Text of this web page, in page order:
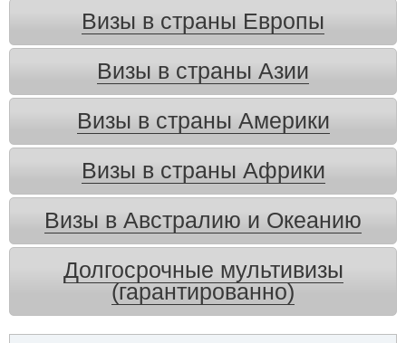
Визы в страны Европы
Визы в страны Азии
Визы в страны Америки
Визы в страны Африки
Визы в Австралию и Океанию
Долгосрочные мультивизы
(гарантированно)